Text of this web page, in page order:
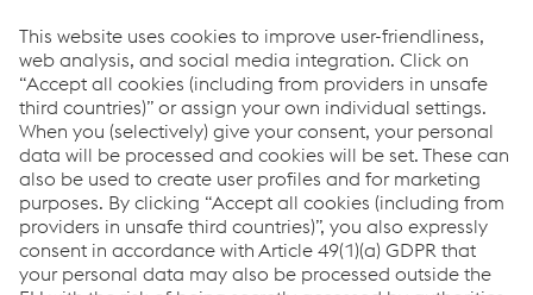
Links
Impianti
Accessori
Download Center
Ricerca rivenditori